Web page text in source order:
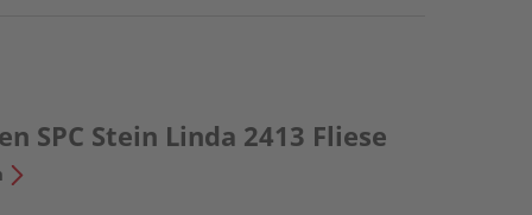
SPC Stein Linda 2413 Fliese